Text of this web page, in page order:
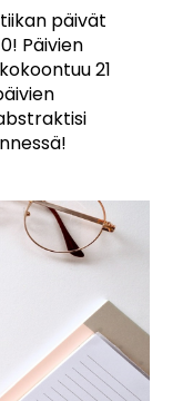
päivät
Päivien
21